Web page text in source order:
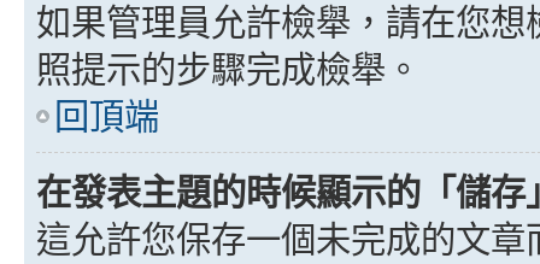
如果管理員允許檢舉，請在您
照提示的步驟完成檢舉。
回頂端
在發表主題的時候顯示的「儲
這允許您保存一個未完成的文